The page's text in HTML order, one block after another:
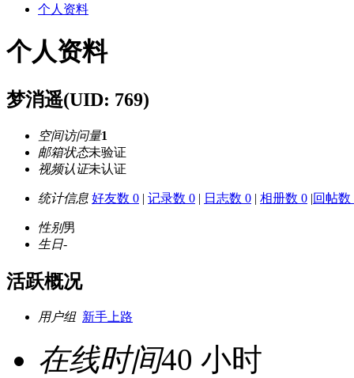
个人资料
个人资料
梦消遥(UID: 769)
空间访问量1
邮箱状态未验证
视频认证未认证
统计信息 好友数 0 | 记录数 0 | 日志数 0 | 相册数 0 |回帖数
性别男
生日-
活跃概况
用户组 新手上路
在线时间40 小时